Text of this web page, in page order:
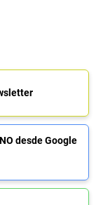
desde Google